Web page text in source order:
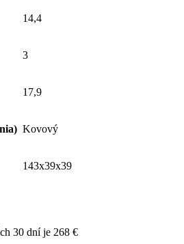
14,4
3
17,9
Kovový
143x39x39
30 dní je 268 €